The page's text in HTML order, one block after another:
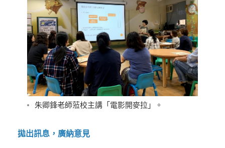
朱卿鋒老師蒞校主講「電影開麥拉」。
拋出訊息，廣納意見